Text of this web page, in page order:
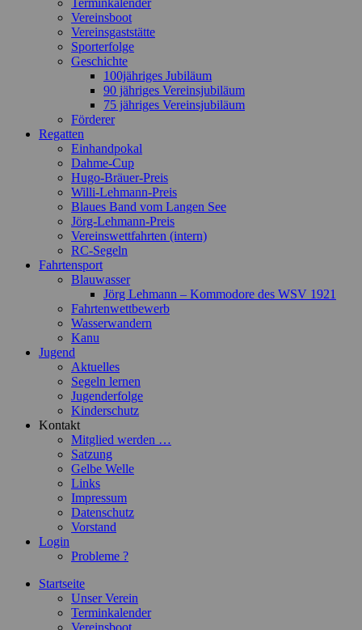
Vereinsboot
Vereinsgaststätte
Sporterfolge
Geschichte
100jähriges Jubiläum
90 jähriges Vereinsjubiläum
75 jähriges Vereinsjubiläum
Förderer
Regatten
Einhandpokal
Dahme-Cup
Hugo-Bräuer-Preis
Willi-Lehmann-Preis
Blaues Band vom Langen See
Jörg-Lehmann-Preis
Vereinswettfahrten (intern)
RC-Segeln
Fahrtensport
Blauwasser
Jörg Lehmann – Kommodore des WSV 1921
Fahrtenwettbewerb
Wasserwandern
Kanu
Jugend
Aktuelles
Segeln lernen
Jugenderfolge
Kinderschutz
Kontakt
Mitglied werden …
Satzung
Gelbe Welle
Links
Impressum
Datenschutz
Vorstand
Login
Probleme ?
Startseite
Unser Verein
Terminkalender
Vereinsboot